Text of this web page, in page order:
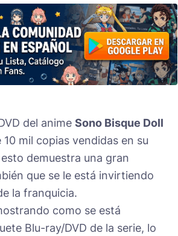
del anime Sono Bisque Doll
mil copias vendidas en su
demuestra una gran
que se le está invirtiendo
la franquicia.
como se está
Blu-ray/DVD de la serie, lo